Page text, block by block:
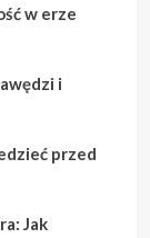
w erze
i
przed
Jak